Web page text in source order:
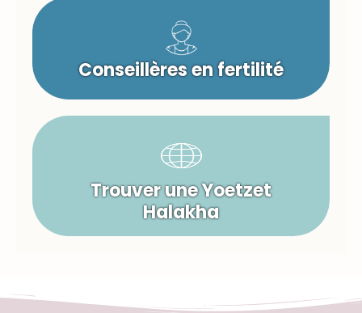
Conseillères en fertilité
Trouver une Yoetzet
Halakha